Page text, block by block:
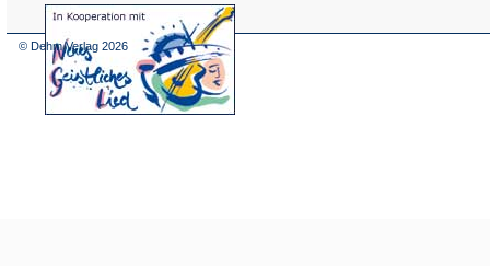
(Öffnet
in
© Dehm Verlag 2026